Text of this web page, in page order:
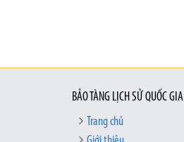
BẢO TÀNG LỊCH SỬ QUỐC GIA
Trang chủ